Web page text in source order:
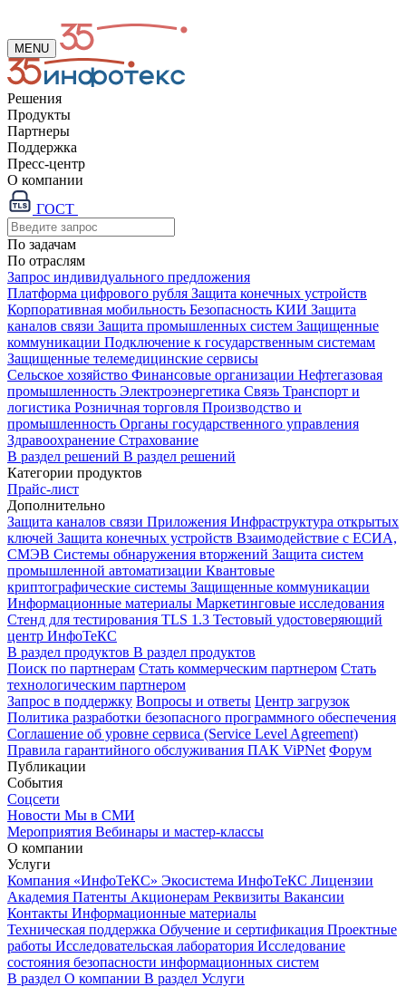
MENU
Решения
Продукты
Партнеры
Поддержка
Пресс-центр
О компании
ГОСТ
По задачам
По отраслям
Запрос индивидуального предложения
Платформа цифрового рубля Защита конечных устройств
Корпоративная мобильность Безопасность КИИ Защита
каналов связи Защита промышленных систем Защищенные
коммуникации Подключение к государственным системам
Защищенные телемедицинские сервисы
Сельское хозяйство Финансовые организации Нефтегазовая
промышленность Электроэнергетика Связь Транспорт и
логистика Розничная торговля Производство и
промышленность Органы государственного управления
Здравоохранение Страхование
В раздел решений В раздел решений
Категории продуктов
Прайс-лист
Дополнительно
Защита каналов связи Приложения Инфраструктура открытых
ключей Защита конечных устройств Взаимодействие с ЕСИА,
СМЭВ Системы обнаружения вторжений Защита систем
промышленной автоматизации Квантовые
криптографические системы Защищенные коммуникации
Информационные материалы Маркетинговые исследования
Стенд для тестирования TLS 1.3 Тестовый удостоверяющий
центр ИнфоТеКС
В раздел продуктов В раздел продуктов
Поиск по партнерам Стать коммерческим партнером Стать
технологическим партнером
Запрос в поддержку Вопросы и ответы Центр загрузок
Политика разработки безопасного программного обеспечения
Соглашение об уровне сервиса (Service Level Agreement)
Правила гарантийного обслуживания ПАК ViPNet Форум
Публикации
События
Соцсети
Новости Мы в СМИ
Мероприятия Вебинары и мастер-классы
О компании
Услуги
Компания «ИнфоТеКС» Экосистема ИнфоТеКС Лицензии
Академия Патенты Акционерам Реквизиты Вакансии
Контакты Информационные материалы
Техническая поддержка Обучение и сертификация Проектные
работы Исследовательская лаборатория Исследование
состояния безопасности информационных систем
В раздел О компании В раздел Услуги